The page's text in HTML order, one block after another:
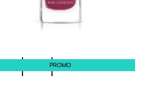
Viso/Labbra/Occhi
ManiPROMO